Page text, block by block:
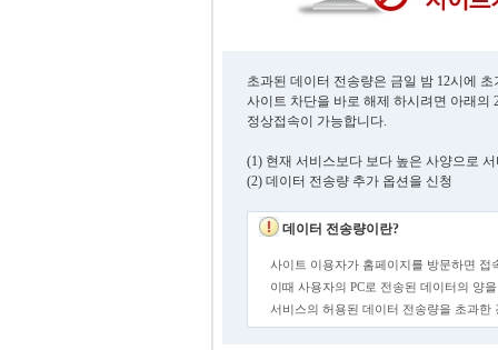
초과된 데이터 전송량은 금일 밤 12시에
사이트 차단을 바로 해제 하시려면 아래의
정상접속이 가능합니다.
(1) 현재 서비스보다 보다 높은 사양으로
(2) 데이터 전송량 추가 옵션을 신청
데이터 전송량이란?
사이트 이용자가 홈페이지를 방문하면 접
이때 사용자의 PC로 전송된 데이터의 양
서비스의 허용된 데이터 전송량을 초과